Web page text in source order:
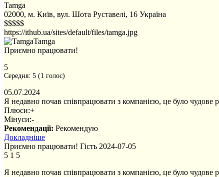
Tamga
02000, м. Київ, вул. Шота Руставелі, 16 Україна
$$$$$
https://ithub.ua/sites/default/files/tamga.jpg
Tamga
Приємно працювати!
5
Середня: 5 (1 голос)
05.07.2024
Я недавно почав співпрацювати з компанією, це було
Плюси:+
Мінуси:-
Рекомендації: Рекомендую
Докладніше
Приємно працювати! Гість 2024-07-05
5 1 5
Я недавно почав співпрацювати з компанією, це було